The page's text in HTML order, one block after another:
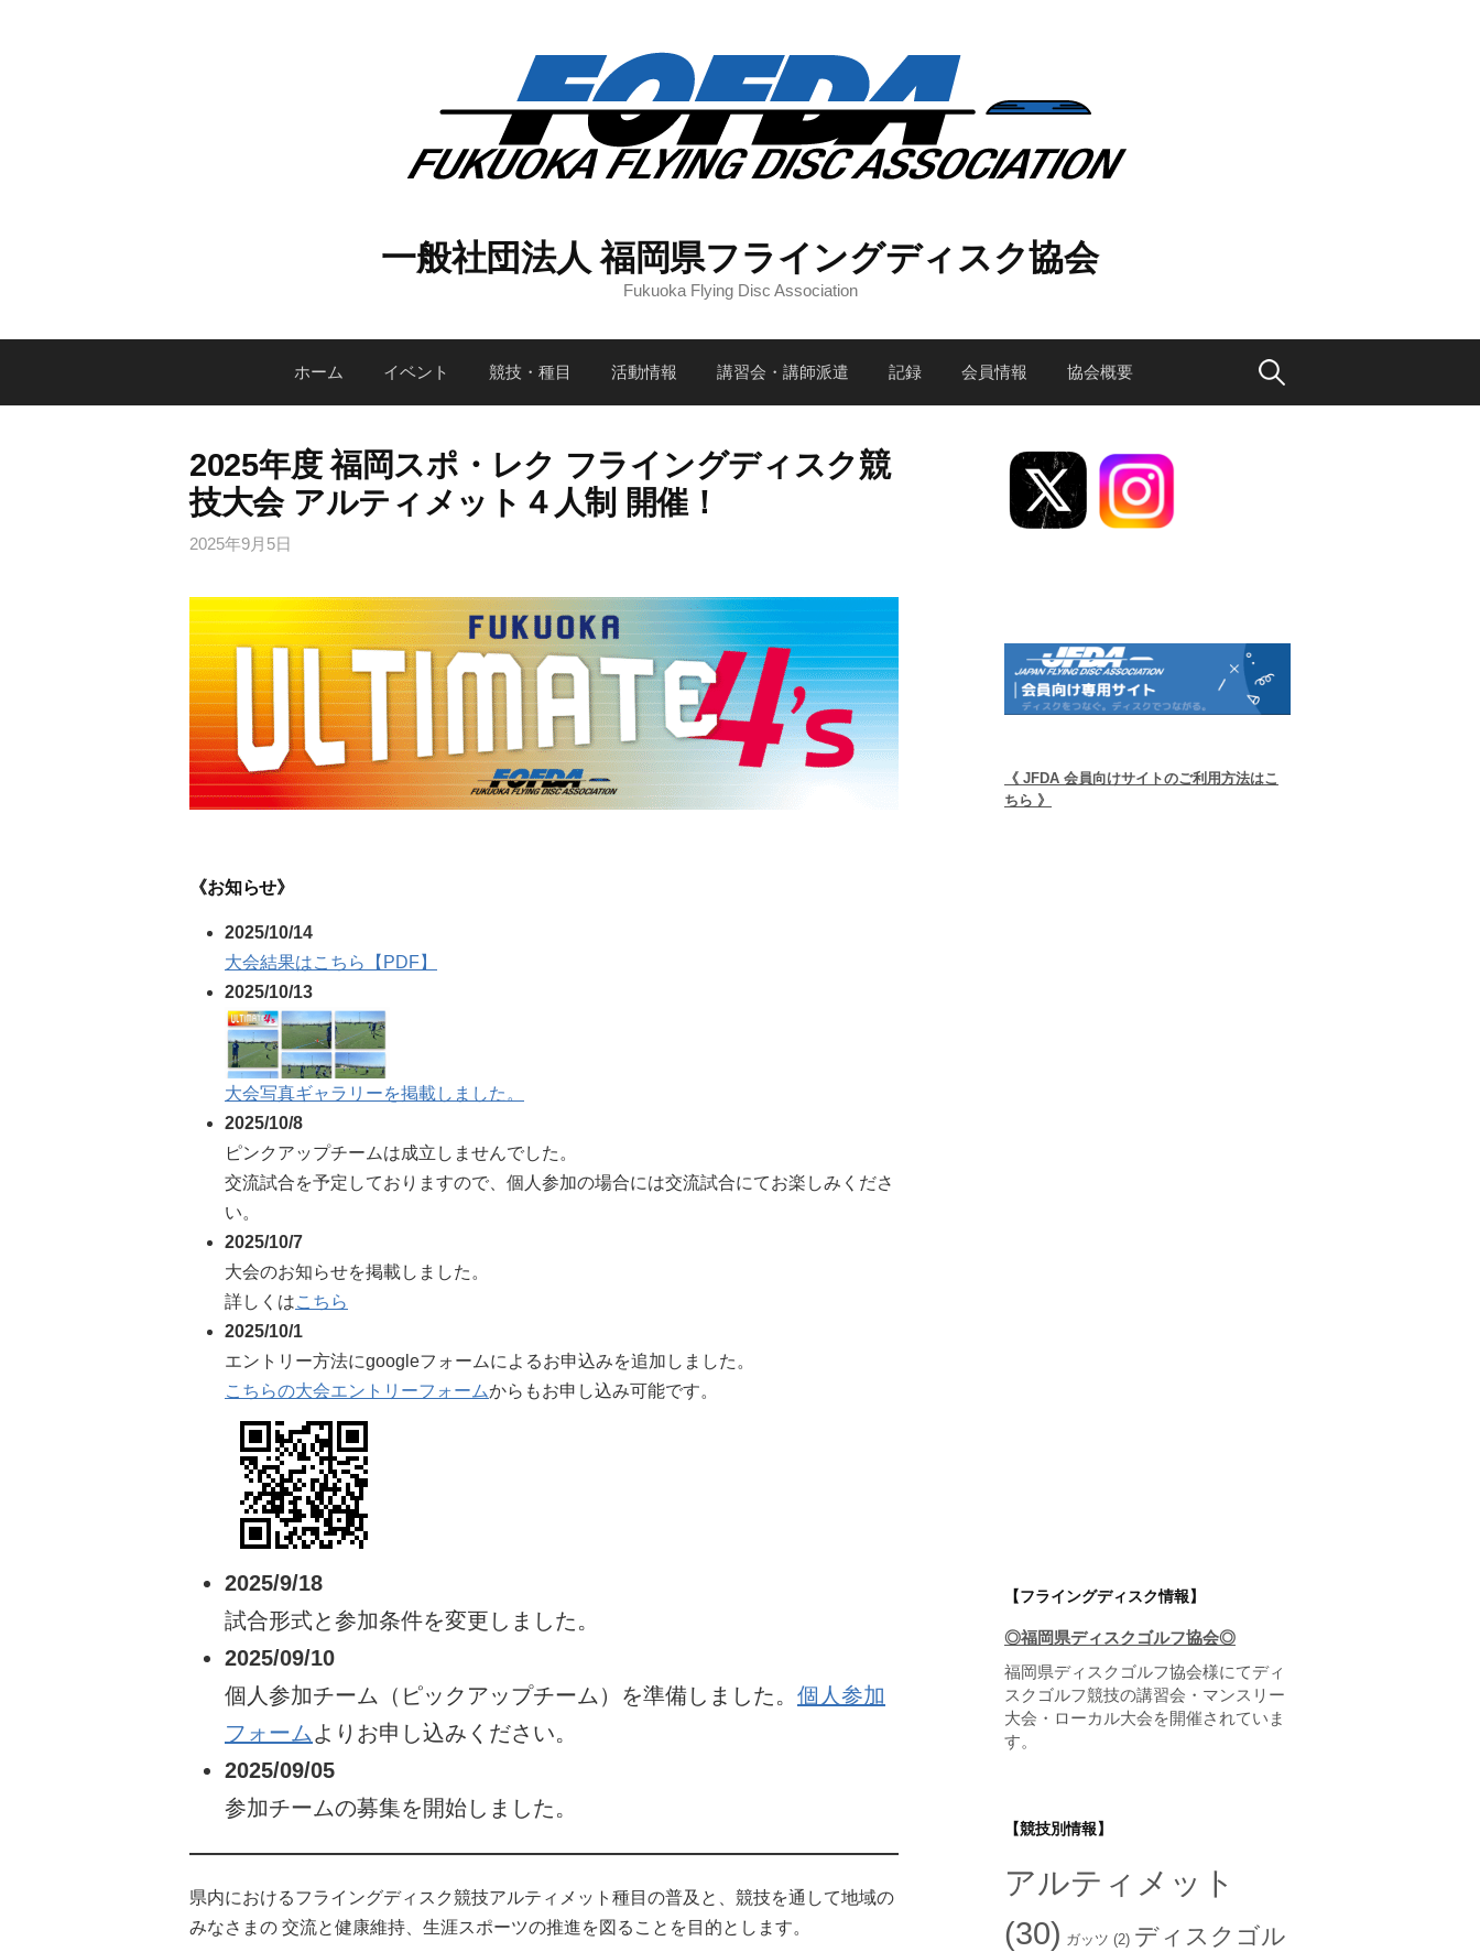
一般社団法人 福岡県フライングディスク協会
Fukuoka Flying Disc Association
ホーム イベント 競技・種目 活動情報 講習会・講師派遣 記録 会員情報 協会概要 検
2025年度 福岡スポ・レク フライングディスク競
技大会 アルティメット４人制 開催！
2025年9月5日
《お知らせ》
2025/10/14
大会結果はこちら【PDF】
2025/10/13
大会写真ギャラリーを掲載しました。
2025/10/8
ピンクアップチームは成立しませんでした。
交流試合を予定しておりますので、個人参加の場合には交流試合にてお楽しみくださ
い。
2025/10/7
大会のお知らせを掲載しました。
詳しくはこちら
2025/10/1
エントリー方法にgoogleフォームによるお申込みを追加しました。
こちらの大会エントリーフォームからもお申し込み可能です。
2025/9/18
試合形式と参加条件を変更しました。
2025/09/10
個人参加チーム（ピックアップチーム）を準備しました。 個人参加
フォーム よりお申し込みください。
2025/09/05
参加チームの募集を開始しました。
県内におけるフライングディスク競技アルティメット種目の普及と、競技を通して地域の
みなさまの 交流と健康維持、生涯スポーツの推進を図ることを目的とします。
《 JFDA 会員向けサイトのご利用方法はこ
ちら 》
【フライングディスク情報】
◎福岡県ディスクゴルフ協会◎
福岡県ディスクゴルフ協会様にてディ
スクゴルフ競技の講習会・マンスリー
大会・ローカル大会を開催されていま
す。
【競技別情報】
アルティメット
(30) ガッツ (2) ディスクゴル